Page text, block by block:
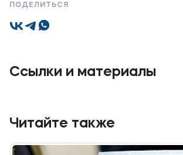
ПОДЕЛИТЬСЯ
Ссылки и материалы
Читайте также